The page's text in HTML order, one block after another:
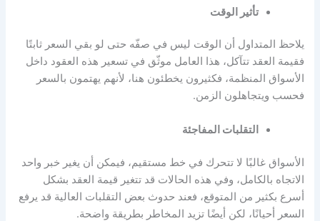
تأثير الوقت
يلاحظ المتداول أن الوقت ليس في صفّه حتى لو بقي السعر ثابتًا
فقيمة العقد تتآكل، هذا العامل موثّق في تسعير هذه العقود داخل
الأسواق المنظمة، فكثيرون يخطئون هنا، لأنهم يهتمون بالسعر
فحسب ويتجاهلون الزمن.
التقلبات المفاجئة
الأسواق غالبًا لا تتحرك في خط مستقيم، فيمكن أن يغير خبر واحد
الاتجاه بالكامل، وفي هذه الحالات قد تتغير قيمة العقد بشكل
أسرع بكثير من المتوقع، فعند حدوث بعض التقلبات العالية قد يرفع
السعر أحيانًا، لكن أيضًا تزيد المخاطر بطريقة واضحة.